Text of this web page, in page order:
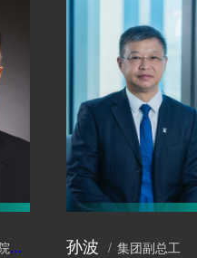
家
孙波
集团副总工